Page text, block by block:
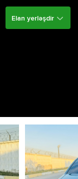
Elan yerləşdir